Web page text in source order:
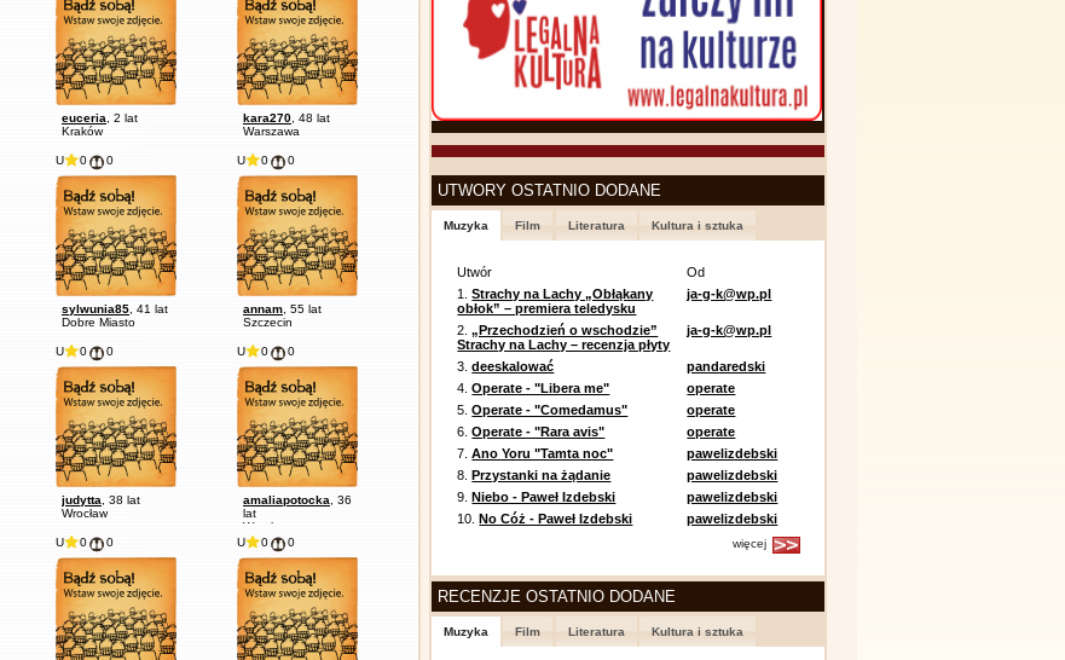
euceria , 2 lat
Kraków
kara270 , 48 lat
Warszawa
U 0 0
sylwunia85 , 41 lat
Dobre Miasto
U 0 0
annam , 55 lat
Szczecin
U 0 0
judytta , 38 lat
Wrocław
U 0 0
amaliapotocka , 36
lat
Wrocław
U 0 0 U 0 0
UTWORY OSTATNIO DODANE
Muzyka Film Literatura Kultura i sztuka
Utwór
Od
1.Strachy na Lachy „Obłąkany
obłok” – premiera teledysku
ja-g-k@wp.pl
2.„Przechodzień o wschodzie”
Strachy na Lachy – recenzja płyty
ja-g-k@wp.pl
3.deeskalować
pandaredski
4.Operate - "Libera me"
operate
5.Operate - "Comedamus"
operate
6.Operate - "Rara avis"
operate
7.Ano Yoru "Tamta noc"
pawelizdebski
8.Przystanki na żądanie
pawelizdebski
9.Niebo - Paweł Izdebski
pawelizdebski
10.No Cóż - Paweł Izdebski pawelizdebski
więcej
RECENZJE OSTATNIO DODANE
Muzyka Film Literatura Kultura i sztuka